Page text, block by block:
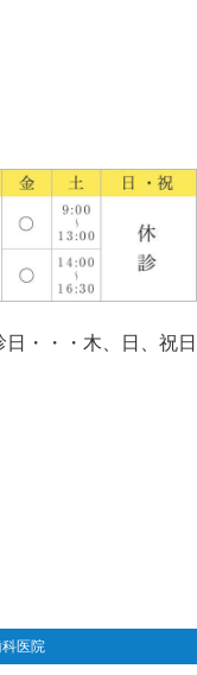
日・・・木、日、祝日
医院